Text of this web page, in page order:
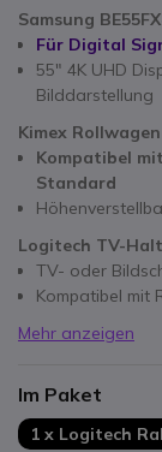
Samsung
Für Digital
55" 4K UHD
Bilddarstellung
Kimex
Kompatibel
Standard
Logitech TV-
TV- oder
Kompatibel mit
Mehr anzeigen
Im Paket
1 x Logitech